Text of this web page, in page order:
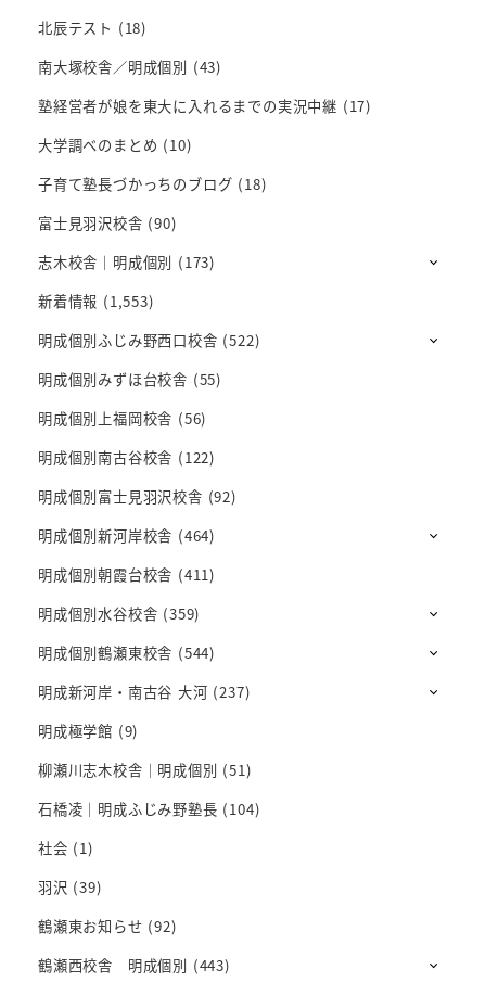
北辰テスト (18)
南大塚校舎／明成個別 (43)
塾経営者が娘を東大に入れるまでの実況中継 (17)
大学調べのまとめ (10)
子育て塾長づかっちのブログ (18)
富士見羽沢校舎 (90)
志木校舎｜明成個別 (173)
新着情報 (1,553)
明成個別ふじみ野西口校舎 (522)
明成個別みずほ台校舎 (55)
明成個別上福岡校舎 (56)
明成個別南古谷校舎 (122)
明成個別富士見羽沢校舎 (92)
明成個別新河岸校舎 (464)
明成個別朝霞台校舎 (411)
明成個別水谷校舎 (359)
明成個別鶴瀬東校舎 (544)
明成新河岸・南古谷 大河 (237)
明成極学館 (9)
柳瀬川志木校舎｜明成個別 (51)
石橋凌｜明成ふじみ野塾長 (104)
社会 (1)
羽沢 (39)
鶴瀬東お知らせ (92)
鶴瀬西校舎 明成個別 (443)